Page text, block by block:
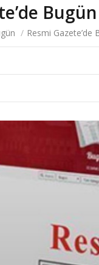
/ Resmi Gazete’de